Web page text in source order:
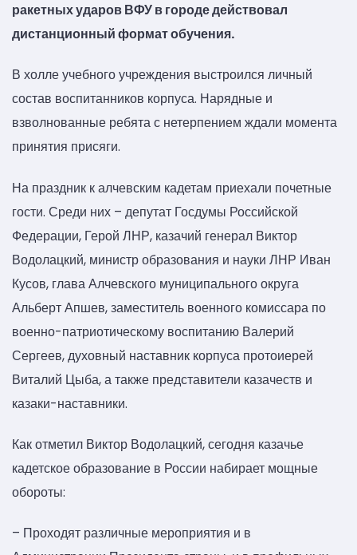
ракетных ударов ВФУ в городе действовал
дистанционный формат обучения.
В холле учебного учреждения выстроился личный
состав воспитанников корпуса. Нарядные и
взволнованные ребята с нетерпением ждали момента
принятия присяги.
На праздник к алчевским кадетам приехали почетные
гости. Среди них – депутат Госдумы Российской
Федерации, Герой ЛНР, казачий генерал Виктор
Водолацкий, министр образования и науки ЛНР Иван
Кусов, глава Алчевского муниципального округа
Альберт Апшев, заместитель военного комиссара по
военно-патриотическому воспитанию Валерий
Сергеев, духовный наставник корпуса протоиерей
Виталий Цыба, а также представители казачеств и
казаки-наставники.
Как отметил Виктор Водолацкий, сегодня казачье
кадетское образование в России набирает мощные
обороты:
– Проходят различные мероприятия и в